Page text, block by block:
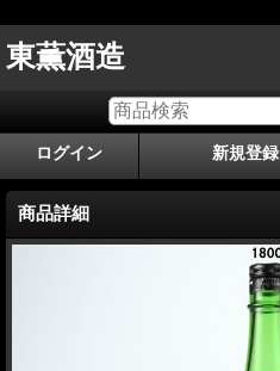
東薫酒造
ログイン 新規登録
商品詳細